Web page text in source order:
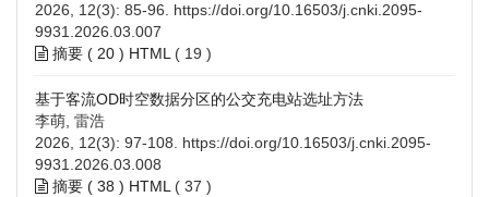
2026, 12(3): 85-96. https://doi.org/10.16503/j.cnki.2095-
9931.2026.03.007
摘要 ( 20 ) HTML ( 19 )
基于客流OD时空数据分区的公交充电站选址方法
李萌, 雷浩
2026, 12(3): 97-108. https://doi.org/10.16503/j.cnki.2095-
9931.2026.03.008
摘要 ( 38 ) HTML ( 37 )